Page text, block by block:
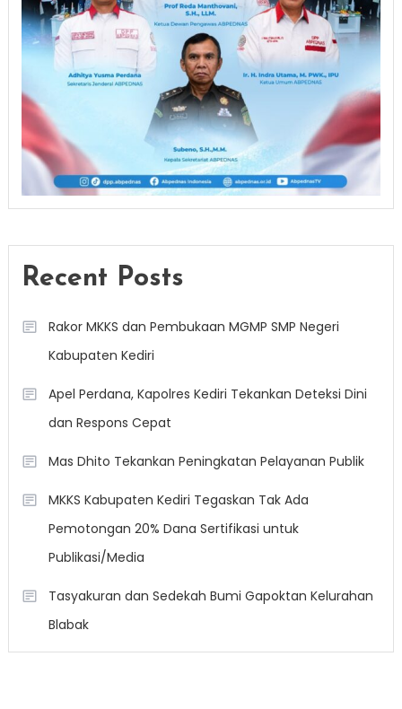
Recent Posts
Rakor MKKS dan Pembukaan MGMP SMP Negeri
Kabupaten Kediri
Apel Perdana, Kapolres Kediri Tekankan Deteksi Dini
dan Respons Cepat
Mas Dhito Tekankan Peningkatan Pelayanan Publik
MKKS Kabupaten Kediri Tegaskan Tak Ada
Pemotongan 20% Dana Sertifikasi untuk
Publikasi/Media
Tasyakuran dan Sedekah Bumi Gapoktan Kelurahan
Blabak